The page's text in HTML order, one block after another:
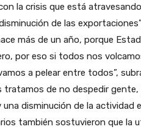
la crisis que está
de las
más de un año, porque
por eso si todos nos
a pelear entre todos”,
tratamos de no despedir gente,
disminución de la actividad
también sostuvieron que la